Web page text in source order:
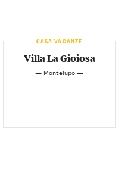
CASA VACANZE
Villa La Gioiosa
— Montelupo —